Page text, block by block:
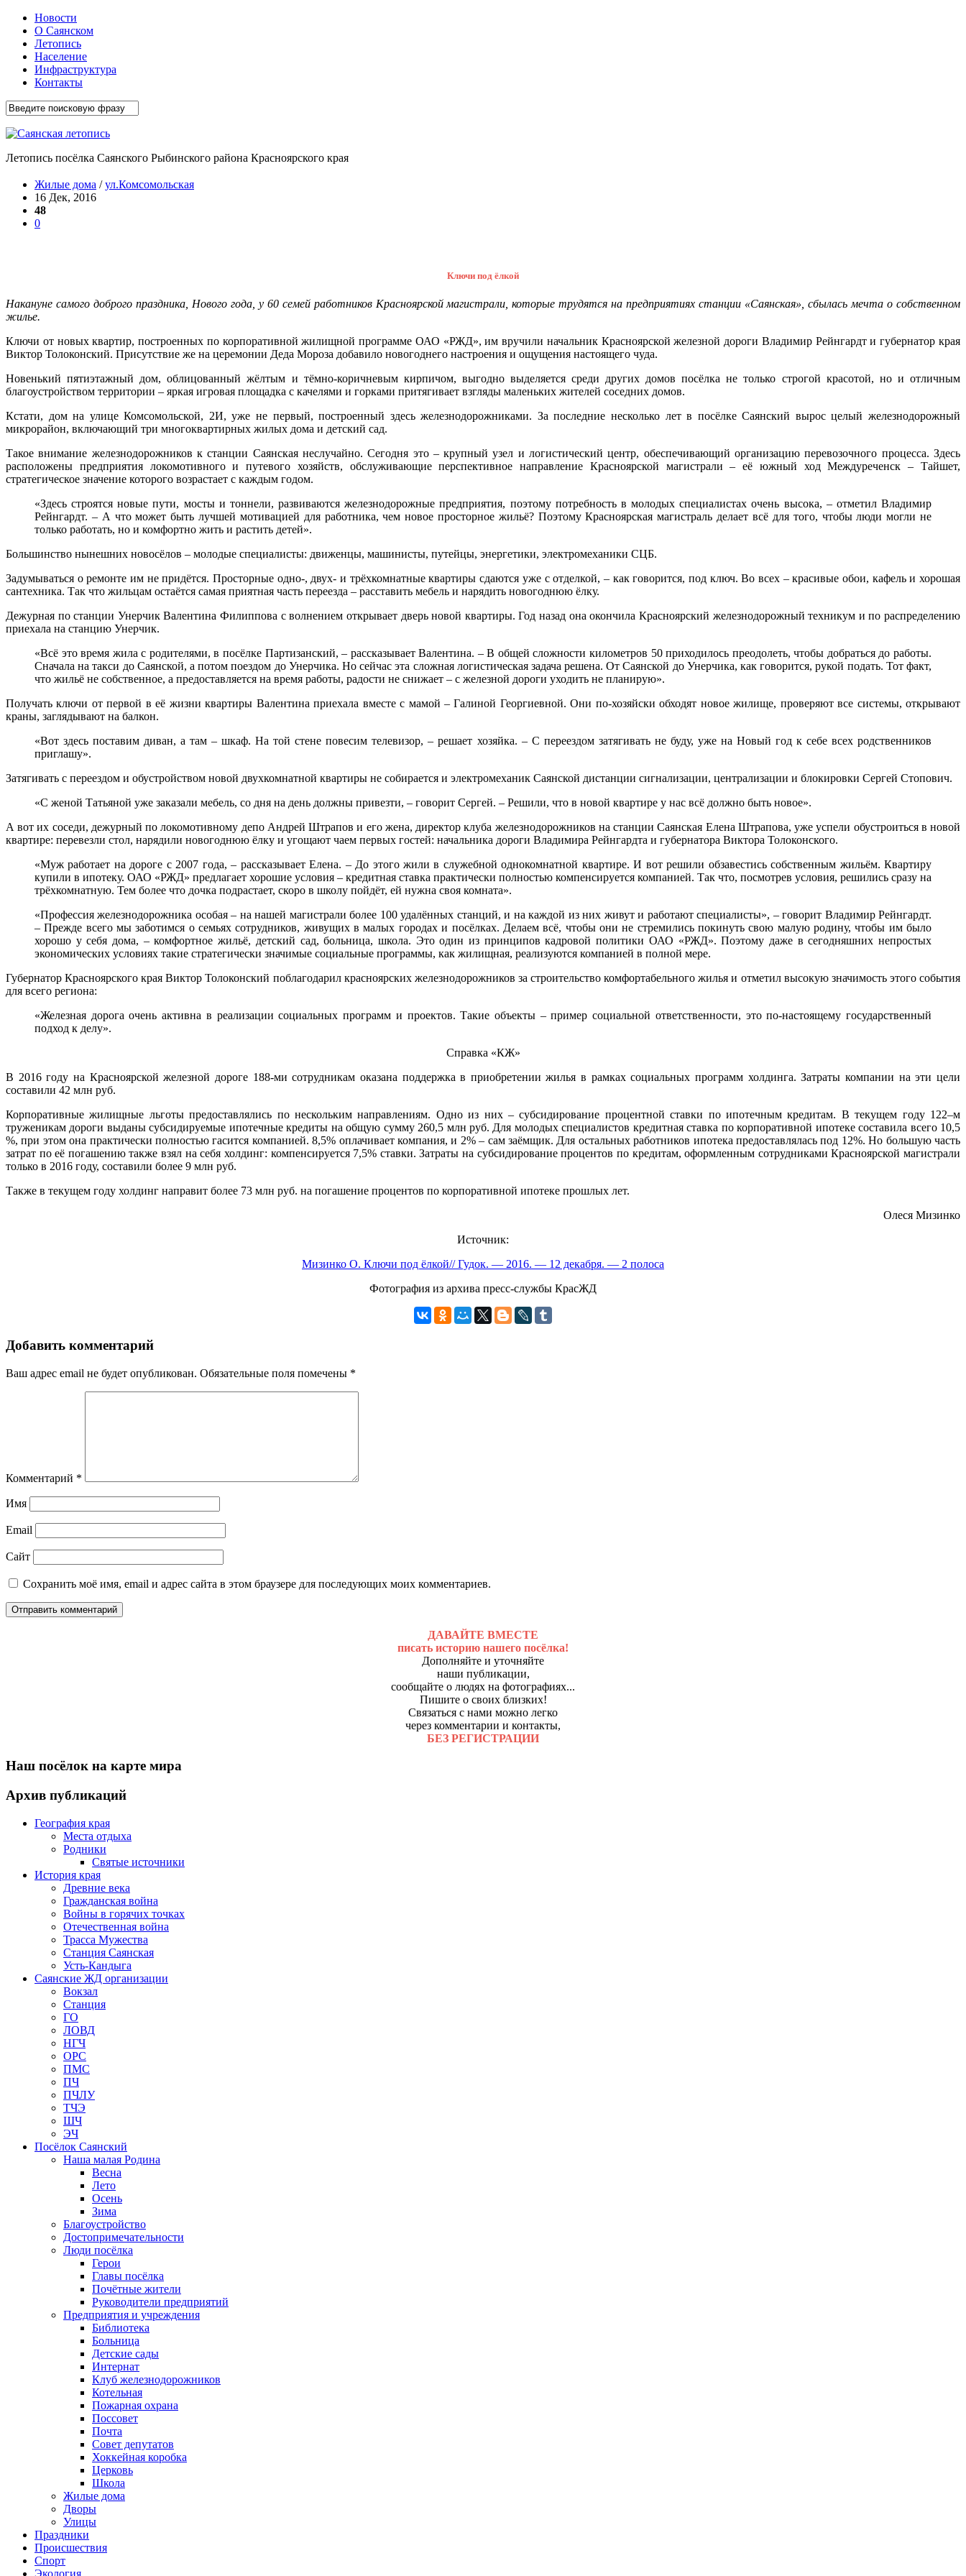
Новости
О Саянском
Летопись
Население
Инфраструктура
Контакты
Летопись посёлка Саянского Рыбинского района Красноярского края
Жилые дома /ул.Комсомольская
16 Дек, 2016
48
0
Ключи под ёлкой
Накануне самого доброго праздника, Нового года, у 60 семей работников Красноярской магистрали, которые трудятся на предприятиях станции «Саянская», сбылась мечта о собственном
жилье.
Ключи от новых квартир, построенных по корпоративной жилищной программе ОАО «РЖД», им вручили начальник Красноярской железной дороги Владимир Рейнгардт и губернатор края
Виктор Толоконский. Присутствие же на церемонии Деда Мороза добавило новогоднего настроения и ощущения настоящего чуда.
Новенький пятиэтажный дом, облицованный жёлтым и тёмно-коричневым кирпичом, выгодно выделяется среди других домов посёлка не только строгой красотой, но и отличным
благоустройством территории – яркая игровая площадка с качелями и горками притягивает взгляды маленьких жителей соседних домов.
Кстати, дом на улице Комсомольской, 2И, уже не первый, построенный здесь железнодорожниками. За последние несколько лет в посёлке Саянский вырос целый железнодорожный
микрорайон, включающий три многоквартирных жилых дома и детский сад.
Такое внимание железнодорожников к станции Саянская неслучайно. Сегодня это – крупный узел и логистический центр, обеспечивающий организацию перевозочного процесса. Здесь
расположены предприятия локомотивного и путевого хозяйств, обслуживающие перспективное направление Красноярской магистрали – её южный ход Междуреченск – Тайшет,
стратегическое значение которого возрастает с каждым годом.
«Здесь строятся новые пути, мосты и тоннели, развиваются железнодорожные предприятия, поэтому потребность в молодых специалистах очень высока, – отметил Владимир
Рейнгардт. – А что может быть лучшей мотивацией для работника, чем новое просторное жильё? Поэтому Красноярская магистраль делает всё для того, чтобы люди могли не
только работать, но и комфортно жить и растить детей».
Большинство нынешних новосёлов – молодые специалисты: движенцы, машинисты, путейцы, энергетики, электромеханики СЦБ.
Задумываться о ремонте им не придётся. Просторные одно-, двух- и трёхкомнатные квартиры сдаются уже с отделкой, – как говорится, под ключ. Во всех – красивые обои, кафель и хорошая
сантехника. Так что жильцам остаётся самая приятная часть переезда – расставить мебель и нарядить новогоднюю ёлку.
Дежурная по станции Унерчик Валентина Филиппова с волнением открывает дверь новой квартиры. Год назад она окончила Красноярский железнодорожный техникум и по распределению
приехала на станцию Унерчик.
«Всё это время жила с родителями, в посёлке Партизанский, – рассказывает Валентина. – В общей сложности километров 50 приходилось преодолеть, чтобы добраться до работы.
Сначала на такси до Саянской, а потом поездом до Унерчика. Но сейчас эта сложная логистическая задача решена. От Саянской до Унерчика, как говорится, рукой подать. Тот факт,
что жильё не собственное, а предоставляется на время работы, радости не снижает – с железной дороги уходить не планирую».
Получать ключи от первой в её жизни квартиры Валентина приехала вместе с мамой – Галиной Георгиевной. Они по-хозяйски обходят новое жилище, проверяют все системы, открывают
краны, заглядывают на балкон.
«Вот здесь поставим диван, а там – шкаф. На той стене повесим телевизор, – решает хозяйка. – С переездом затягивать не буду, уже на Новый год к себе всех родственников
приглашу».
Затягивать с переездом и обустройством новой двухкомнатной квартиры не собирается и электромеханик Саянской дистанции сигнализации, централизации и блокировки Сергей Стопович.
«С женой Татьяной уже заказали мебель, со дня на день должны привезти, – говорит Сергей. – Решили, что в новой квартире у нас всё должно быть новое».
А вот их соседи, дежурный по локомотивному депо Андрей Штрапов и его жена, директор клуба железнодорожников на станции Саянская Елена Штрапова, уже успели обустроиться в новой
квартире: перевезли стол, нарядили новогоднюю ёлку и угощают чаем первых гостей: начальника дороги Владимира Рейнгардта и губернатора Виктора Толоконского.
«Муж работает на дороге с 2007 года, – рассказывает Елена. – До этого жили в служебной однокомнатной квартире. И вот решили обзавестись собственным жильём. Квартиру
купили в ипотеку. ОАО «РЖД» предлагает хорошие условия – кредитная ставка практически полностью компенсируется компанией. Так что, посмотрев условия, решились сразу на
трёхкомнатную. Тем более что дочка подрастает, скоро в школу пойдёт, ей нужна своя комната».
«Профессия железнодорожника особая – на нашей магистрали более 100 удалённых станций, и на каждой из них живут и работают специалисты», – говорит Владимир Рейнгардт.
– Прежде всего мы заботимся о семьях сотрудников, живущих в малых городах и посёлках. Делаем всё, чтобы они не стремились покинуть свою малую родину, чтобы им было
хорошо у себя дома, – комфортное жильё, детский сад, больница, школа. Это один из принципов кадровой политики ОАО «РЖД». Поэтому даже в сегодняшних непростых
экономических условиях такие стратегически значимые социальные программы, как жилищная, реализуются компанией в полной мере.
Губернатор Красноярского края Виктор Толоконский поблагодарил красноярских железнодорожников за строительство комфортабельного жилья и отметил высокую значимость этого события
для всего региона:
«Железная дорога очень активна в реализации социальных программ и проектов. Такие объекты – пример социальной ответственности, это по-настоящему государственный
подход к делу».
Справка «КЖ»
В 2016 году на Красноярской железной дороге 188-ми сотрудникам оказана поддержка в приобретении жилья в рамках социальных программ холдинга. Затраты компании на эти цели
составили 42 млн руб.
Корпоративные жилищные льготы предоставлялись по нескольким направлениям. Одно из них – субсидирование процентной ставки по ипотечным кредитам. В текущем году 122–м
труженикам дороги выданы субсидируемые ипотечные кредиты на общую сумму 260,5 млн руб. Для молодых специалистов кредитная ставка по корпоративной ипотеке составила всего 10,5
%, при этом она практически полностью гасится компанией. 8,5% оплачивает компания, и 2% – сам заёмщик. Для остальных работников ипотека предоставлялась под 12%. Но большую часть
затрат по её погашению также взял на себя холдинг: компенсируется 7,5% ставки. Затраты на субсидирование процентов по кредитам, оформленным сотрудниками Красноярской магистрали
только в 2016 году, составили более 9 млн руб.
Также в текущем году холдинг направит более 73 млн руб. на погашение процентов по корпоративной ипотеке прошлых лет.
Олеся Мизинко
Источник:
Мизинко О. Ключи под ёлкой// Гудок. — 2016. — 12 декабря. — 2 полоса
Фотография из архива пресс-службы КрасЖД
Добавить комментарий
Ваш адрес email не будет опубликован. Обязательные поля помечены *
Комментарий *
Имя
Email
Сайт
Сохранить моё имя, email и адрес сайта в этом браузере для последующих моих комментариев.
ДАВАЙТЕ ВМЕСТЕ
писать историю нашего посёлка!
Дополняйте и уточняйте
наши публикации,
сообщайте о людях на фотографиях...
Пишите о своих близких!
Связаться с нами можно легко
через комментарии и контакты,
БЕЗ РЕГИСТРАЦИИ
Наш посёлок на карте мира
Архив публикаций
География края
Места отдыха
Родники
Святые источники
История края
Древние века
Гражданская война
Войны в горячих точках
Отечественная война
Трасса Мужества
Станция Саянская
Усть-Кандыга
Саянские ЖД организации
Вокзал
Станция
ГО
ЛОВД
НГЧ
ОРС
ПМС
ПЧ
ПЧЛУ
ТЧЭ
ШЧ
ЭЧ
Посёлок Саянский
Наша малая Родина
Весна
Лето
Осень
Зима
Благоустройство
Достопримечательности
Люди посёлка
Герои
Главы посёлка
Почётные жители
Руководители предприятий
Предприятия и учреждения
Библиотека
Больница
Детские сады
Интернат
Клуб железнодорожников
Котельная
Пожарная охрана
Поссовет
Почта
Совет депутатов
Хоккейная коробка
Церковь
Школа
Жилые дома
Дворы
Улицы
Праздники
Происшествия
Спорт
Экология